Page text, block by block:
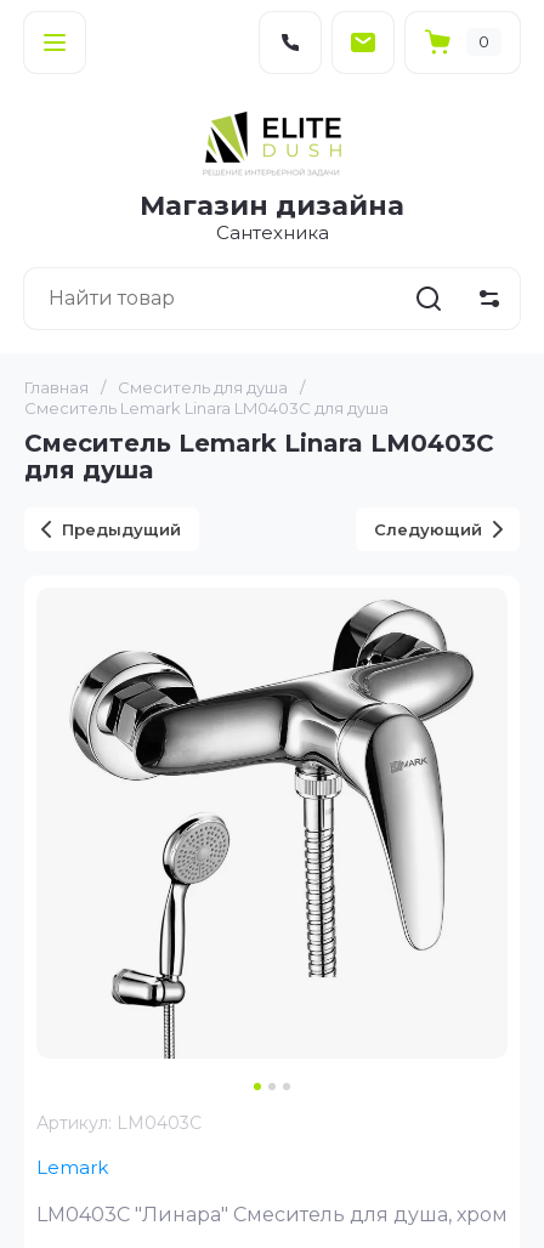
0
Магазин дизайна
Сантехника
Главная / Смеситель для душа
/
Смеситель Lemark Linara LM0403C для душа
Смеситель Lemark Linara LM0403C
для душа
Предыдущий Следующий
Артикул: LM0403C
Lemark
LM0403C "Линара" Смеситель для душа, хром